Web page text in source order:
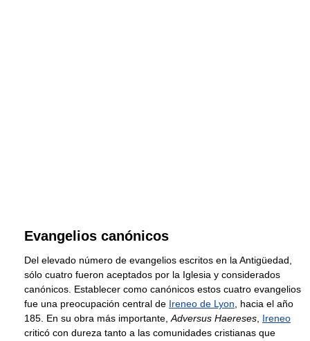
Evangelios canónicos
Del elevado número de evangelios escritos en la Antigüedad,
sólo cuatro fueron aceptados por la Iglesia y considerados
canónicos. Establecer como canónicos estos cuatro evangelios
fue una preocupación central de Ireneo de Lyon , hacia el año
185. En su obra más importante, Adversus Haereses Ireneo
criticó con dureza tanto a las comunidades cristianas que